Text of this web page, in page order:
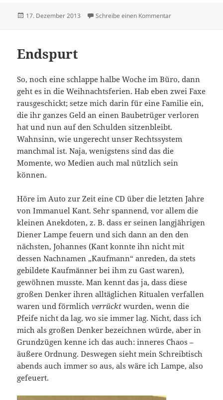
Veröffentlicht
17. Dezember 2013 Schreibe einen Kommentarzu Von außen
Endspurt
So, noch eine schlappe halbe Woche im Büro, dann
geht es in die Weihnachtsferien. Hab eben zwei Faxe
rausgeschickt; setze mich darin für eine Familie ein,
die ihr ganzes Geld an einen Baubetrüger verloren
hat und nun auf den Schulden sitzenbleibt.
Wahnsinn, wie ungerecht unser Rechtssystem
manchmal ist. Naja, wenigstens sind das die
Momente, wo Medien auch mal nützlich sein
können.
Höre im Auto zur Zeit eine CD über die letzten Jahre
von Immanuel Kant. Sehr spannend, vor allem die
kleinen Anekdoten, z. B. dass er seinen langjährigen
Diener Lampe feuern und sich dann an den den
nächsten, Johannes (Kant konnte ihn nicht mit
dessen Nachnamen „Kaufmann“ anreden, da stets
gebildete Kaufmänner bei ihm zu Gast waren),
gewöhnen musste. Man kennt das ja, dass diese
großen Denker ihren alltäglichen Ritualen verfallen
waren und förmlichverrückt wurden, wenn die
Pfeife nicht da lag, wo sie immer lag. Nicht, dass ich
mich als großen Denker bezeichnen würde, aber in
Grundzügen kenne ich das auch: inneres Chaos –
äußere Ordnung. Deswegen sieht mein Schreibtisch
abends auch immer so aus, als wäre ich Lampe, also
gefeuert.